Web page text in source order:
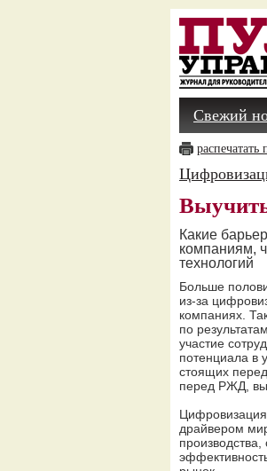
Свежий
Какие
компаниям,
технологий
Больше
из-за
компаниях.
по
участие
потенциала в
стоящих
перед РЖД,
драйвером